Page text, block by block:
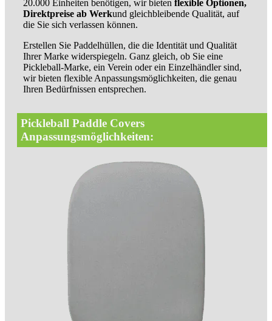
20.000 Einheiten benötigen, wir bieten flexible Optionen,
Direktpreise ab Werkund gleichbleibende Qualität, auf
die Sie sich verlassen können.
Erstellen Sie Paddelhüllen, die die Identität und Qualität
Ihrer Marke widerspiegeln. Ganz gleich, ob Sie eine
Pickleball-Marke, ein Verein oder ein Einzelhändler sind,
wir bieten flexible Anpassungsmöglichkeiten, die genau
Ihren Bedürfnissen entsprechen.
Pickleball Paddle Covers
Anpassungsmöglichkeiten: